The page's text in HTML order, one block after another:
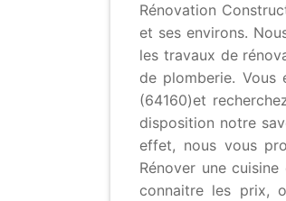
Rénovation
et ses environs.
les travaux de
de plomberie. Vous
(64160)et
disposition notre
effet, nous vous
Rénover une
connaitre les prix,